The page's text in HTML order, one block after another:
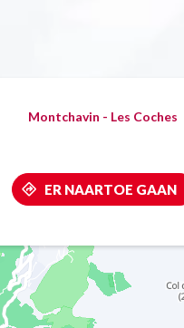
Montchavin - Les Coches
ER NAARTOE GAAN